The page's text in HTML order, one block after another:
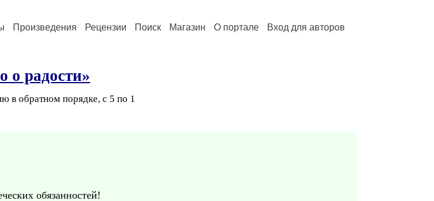
Произведения Рецензии Поиск Магазин О портале Вход для авторов
о радости»
в обратном порядке, с 5 по 1
обязанностей!